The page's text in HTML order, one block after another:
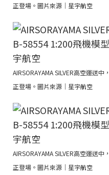
正登場。圖片來源｜星宇航空
AIRSORAYAMA SILVER高空運送
正登場。圖片來源｜星宇航空
AIRSORAYAMA SILVER高空運送
正登場。圖片來源｜星宇航空